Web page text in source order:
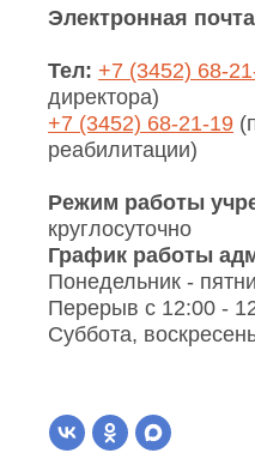
Электронная
Тел: +7 (3452) 68-
директора)
+7 (3452) 68-21-19
реабилитации)
Режим работы
круглосуточно
График работы
Понедельник -
Перерыв с 12:00 -
Суббота,